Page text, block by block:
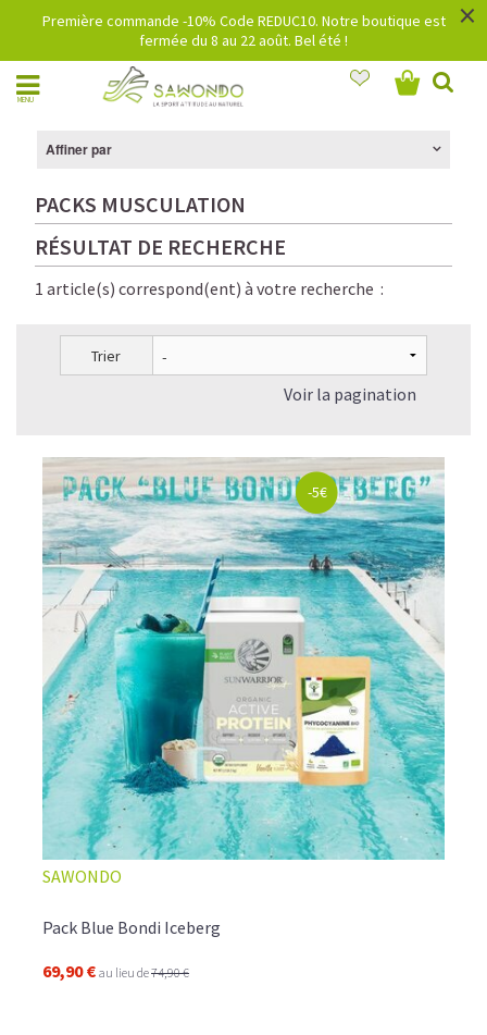
Première commande -10% Code REDUC10. Notre boutique est
fermée du 8 au 22 août. Bel été !
×
MENU
Affiner par
PACKS MUSCULATION
RÉSULTAT DE RECHERCHE
1 article(s) correspond(ent) à votre recherche :
Trier
Voir la pagination
-5€
SAWONDO
Pack Blue Bondi Iceberg
69,90 € au lieu de74,90 €